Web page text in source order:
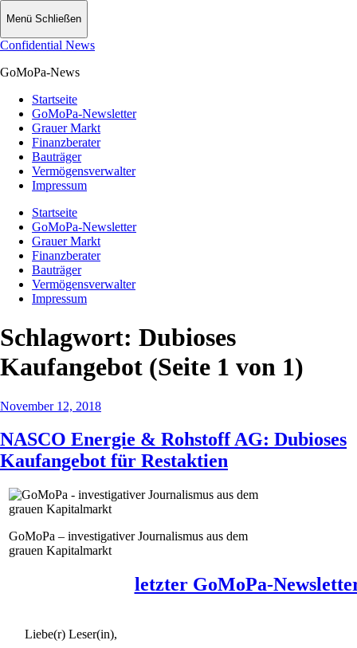
Menü Schließen
Confidential News
GoMoPa-News
Startseite
GoMoPa-Newsletter
Grauer Markt
Finanzberater
Bauträger
Vermögensverwalter
Impressum
Startseite
GoMoPa-Newsletter
Grauer Markt
Finanzberater
Bauträger
Vermögensverwalter
Impressum
Schlagwort: Dubioses
Kaufangebot (Seite 1 von 1)
November 12, 2018
NASCO Energie & Rohstoff AG: Dubioses
Kaufangebot für Restaktien
GoMoPa – investigativer Journalismus aus dem
grauen Kapitalmarkt
letzter GoMoPa-
Liebe(r) Leser(in),